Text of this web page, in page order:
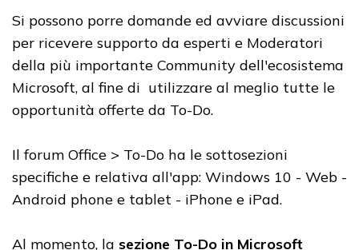
Si possono porre domande ed avviare discussioni
per ricevere supporto da esperti e Moderatori
della più importante Community dell'ecosistema
Microsoft, al fine di utilizzare al meglio tutte le
opportunità offerte da To-Do.
Il forum Office > To-Do ha le sottosezioni
specifiche e relativa all'app: Windows 10 - Web -
Android phone e tablet - iPhone e iPad.
Al momento, la sezione To-Do in Microsoft